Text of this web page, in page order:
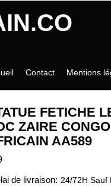
Contact Mentions
FETICHE
ZAIRE
AA589
de livraison: 24/72H Sauf